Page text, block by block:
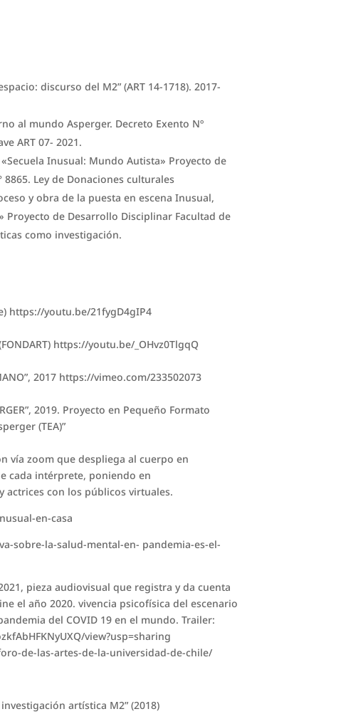
discurso del M2” (ART 14-1718). 2017-
al mundo Asperger. Decreto Exento Nº
ART 07- 2021.
Inusual: Mundo Autista» Proyecto de
Ley de Donaciones culturales
y obra de la puesta en escena Inusual,
de Desarrollo Disciplinar Facultad de
como investigación.
https://youtu.be/21fygD4gIP4
(FONDART) https://youtu.be/_OHvz0TlgqQ
2017 https://vimeo.com/233502073
2019. Proyecto en Pequeño Formato
(TEA)”
vía zoom que despliega al cuerpo en
cada intérprete, poniendo en
actrices con los públicos virtuales.
en-casa
sobre-la-salud-mental-en- pandemia-es-el-
pieza audiovisual que registra y da cuenta
el año 2020. vivencia psicofísica del escenario
del COVID 19 en el mundo. Trailer:
view?usp=sharing
de-las-artes-de-la-universidad-de-chile/
artística M2” (2018)